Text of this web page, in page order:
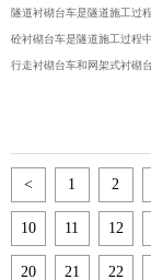
隧道衬砌台车是隧道施工过
砼衬砌台车是隧道施工过程
行走衬砌台车和网架式衬砌台
< 1 2
10 11 12
20 21 22